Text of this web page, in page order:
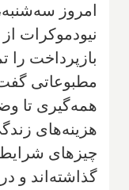
امروز
نیودموکرات
بازپرداخت را
مطبوعاتی
همه‌گیری تا
هزینه‌های
چیزهای
گذاشته‌اند و